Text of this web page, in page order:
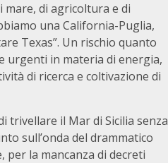
mare, di agricoltura e di
una California-Puglia,
Texas”. Un rischio quanto
urgenti in materia di energia,
di ricerca e coltivazione di
trivellare il Mar di Sicilia senza
sull’onda del drammatico
per la mancanza di decreti